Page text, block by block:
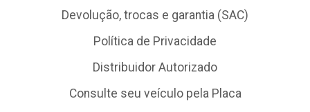
Devolução, trocas e garantia (SAC)
Política de Privacidade
Distribuidor Autorizado
Consulte seu veículo pela Placa